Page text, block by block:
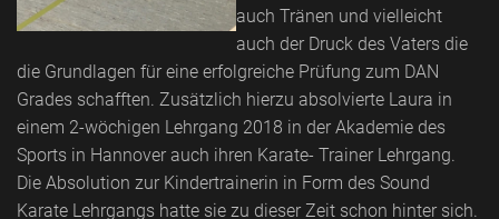
auch Tränen und vielleicht
auch der Druck des Vaters die
die Grundlagen für eine erfolgreiche Prüfung zum DAN
Grades schafften. Zusätzlich hierzu absolvierte Laura in
einem 2-wöchigen Lehrgang 2018 in der Akademie des
Sports in Hannover auch ihren Karate- Trainer Lehrgang.
Die Absolution zur Kindertrainerin in Form des Sound
Karate Lehrgangs hatte sie zu dieser Zeit schon hinter sich.